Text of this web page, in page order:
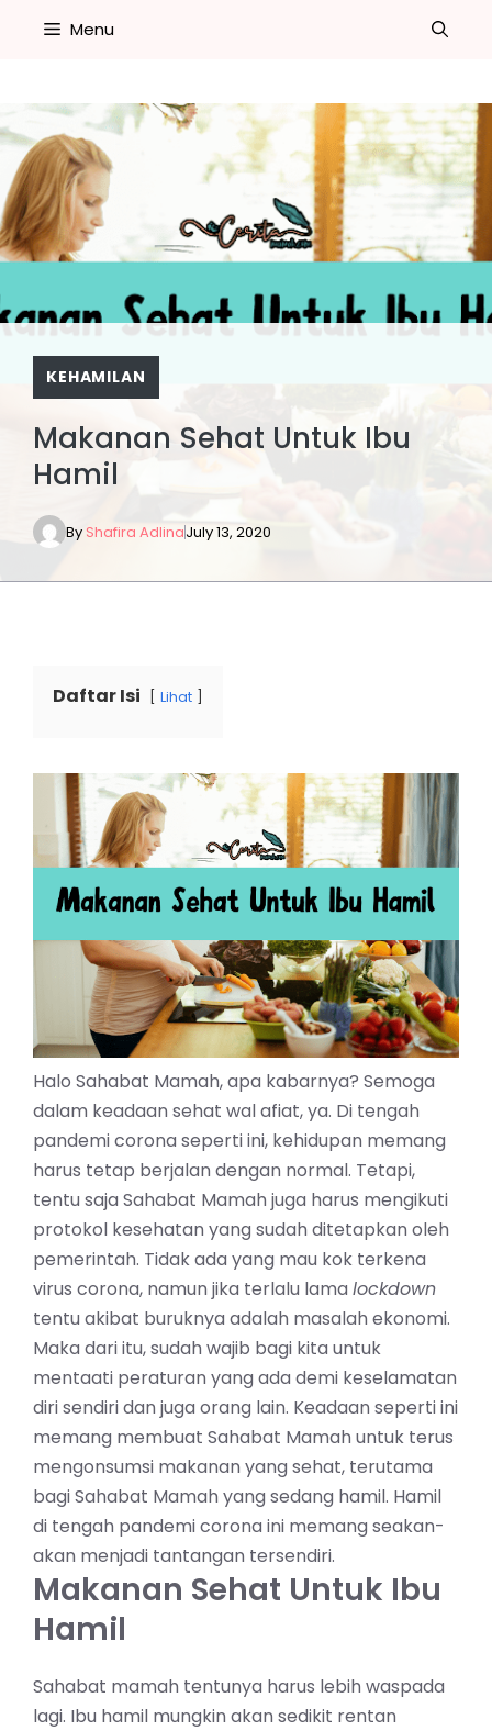
Menu
KEHAMILAN
Makanan Sehat Untuk Ibu
Hamil
By Shafira AdlinaJuly 13, 2020
Daftar Isi Lihat
Halo Sahabat Mamah, apa kabarnya? Semoga
dalam keadaan sehat wal afiat, ya. Di tengah
pandemi corona seperti ini, kehidupan memang
harus tetap berjalan dengan normal. Tetapi,
tentu saja Sahabat Mamah juga harus mengikuti
protokol kesehatan yang sudah ditetapkan oleh
pemerintah. Tidak ada yang mau kok terkena
virus corona, namun jika terlalu lama lockdown
tentu akibat buruknya adalah masalah ekonomi.
Maka dari itu, sudah wajib bagi kita untuk
mentaati peraturan yang ada demi keselamatan
diri sendiri dan juga orang lain. Keadaan seperti ini
memang membuat Sahabat Mamah untuk terus
mengonsumsi makanan yang sehat, terutama
bagi Sahabat Mamah yang sedang hamil. Hamil
di tengah pandemi corona ini memang seakan-
akan menjadi tantangan tersendiri.
Makanan Sehat Untuk Ibu
Hamil
Sahabat mamah tentunya harus lebih waspada
lagi. Ibu hamil mungkin akan sedikit rentan